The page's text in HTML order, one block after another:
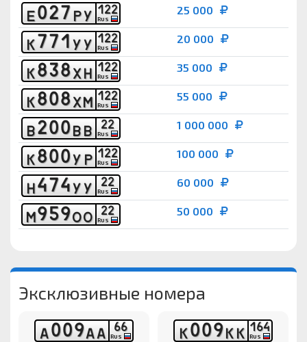
Е027РУ 122
RUS
25 000
К771УУ 122
RUS
20 000
К838ХН 122
RUS
35 000
К808ХМ 122
RUS
55 000
В200ВВ 22
RUS
1 000 000
К800УР 122
RUS
100 000
Н474УУ 22
RUS
60 000
М959ОО 22
RUS
50 000
Эксклюзивные номера
А009АА 66
RUS К009КК 164
RUS